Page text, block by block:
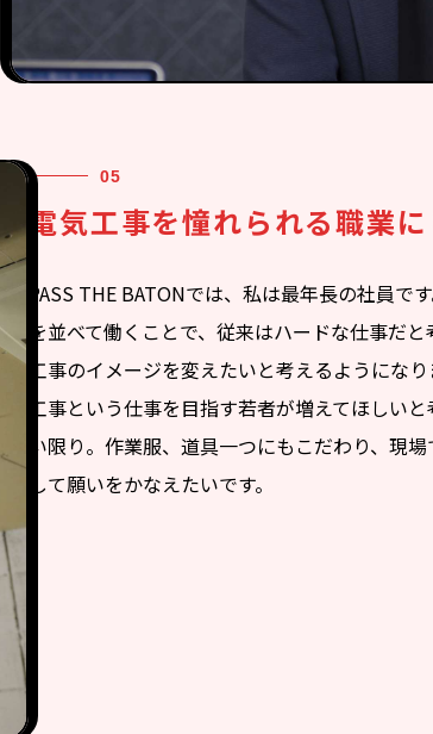
電気工事を憧れられる職業
PASS THE BATONでは、私は最年長の社員で
を並べて働くことで、従来はハードな仕事だ
工事のイメージを変えたいと考えるようにな
工事という仕事を目指す若者が増えてほしい
い限り。作業服、道具一つにもこだわり、現
して願いをかなえたいです。